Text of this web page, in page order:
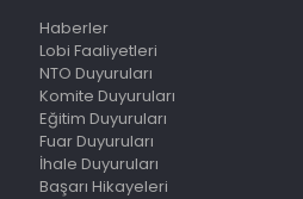
Haberler
Lobi Faaliyetleri
NTO Duyuruları
Komite Duyuruları
Eğitim Duyuruları
Fuar Duyuruları
İhale Duyuruları
Başarı Hikayeleri